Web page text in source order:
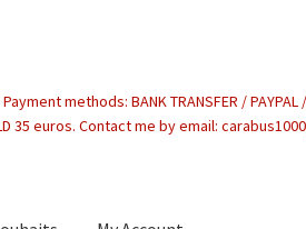
methods: BANK TRANSFER /
35 euros. Contact me by email: